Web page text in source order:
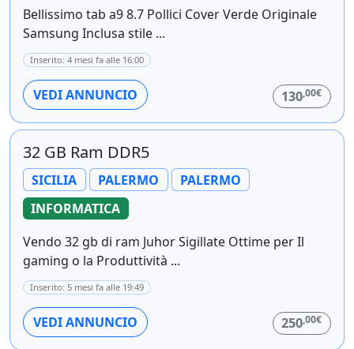
Bellissimo tab a9 8.7 Pollici Cover Verde Originale
Samsung Inclusa stile ...
Inserito: 4 mesi fa alle 16:00
VEDI ANNUNCIO 130,00€
32 GB Ram DDR5
SICILIA PALERMO
PALERMO
INFORMATICA
Vendo 32 gb di ram Juhor Sigillate Ottime per Il
gaming o la Produttività ...
Inserito: 5 mesi fa alle 19:49
VEDI ANNUNCIO 250,00€